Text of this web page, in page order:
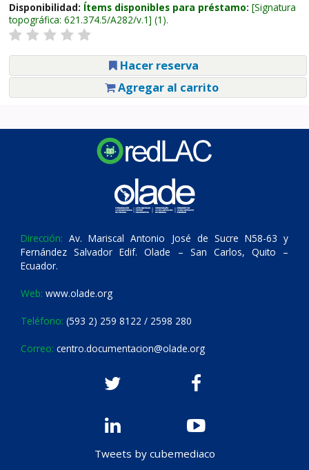
Disponibilidad: Ítems disponibles para préstamo: Signatura
topográfica: 621.374.5/A282/v.1 (1).
Hacer reserva
Agregar al carrito
Dirección: Av. Mariscal Antonio José de Sucre N58-63 y
Fernández Salvador Edif. Olade – San Carlos, Quito –
Ecuador.
Web: www.olade.org
Teléfono: (593 2) 259 8122 / 2598 280
Correo: centro.documentacion@olade.org
Tweets by cubemediaco